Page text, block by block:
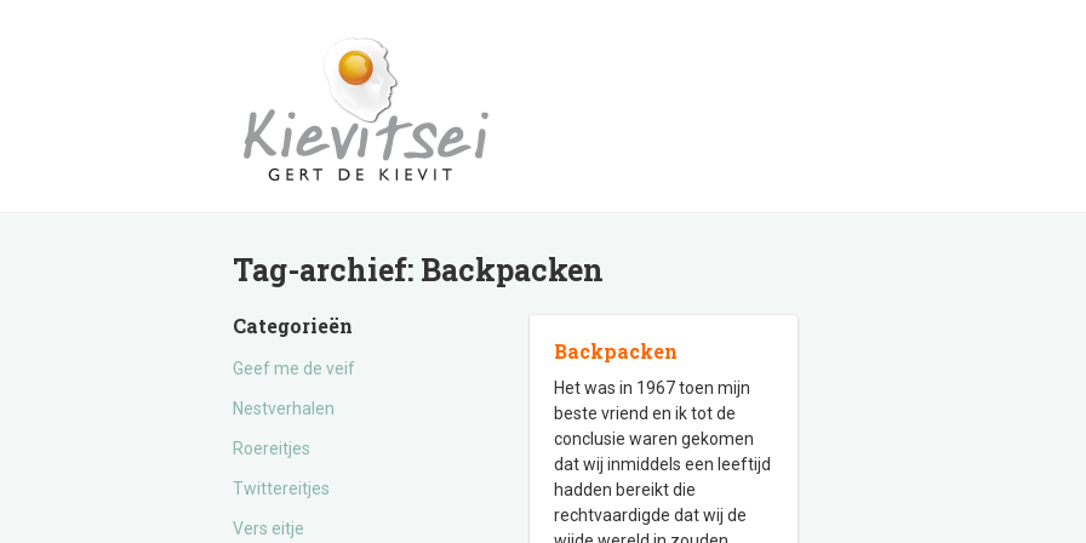
Tag-archief: Backpacken
Categorieën
Geef me de veif
Nestverhalen
Roereitjes
Twittereitjes
Vers eitje
Backpacken
Het was in 1967 toen mijn
beste vriend en ik tot de
conclusie waren gekomen
dat wij inmiddels een leeftijd
hadden bereikt die
rechtvaardigde dat wij de